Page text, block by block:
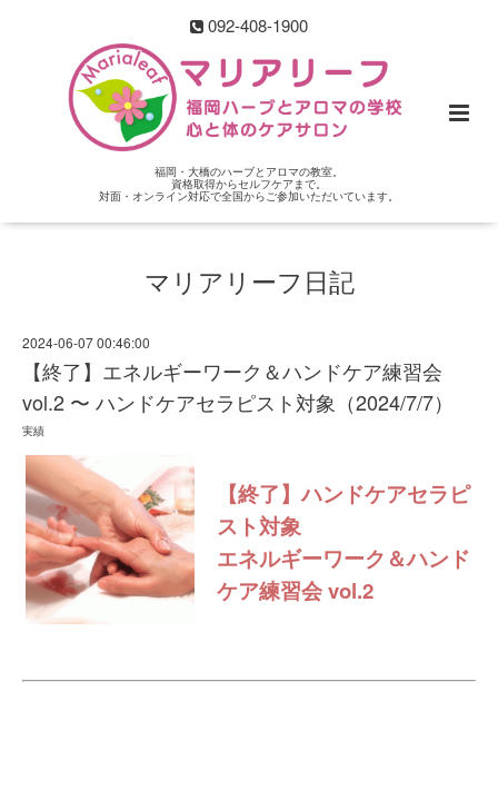
092-408-1900
福岡・大橋のハーブとアロマの教室。
資格取得からセルフケアまで。
対面・オンライン対応で全国からご参加いただいています。
マリアリーフ日記
2024-06-07 00:46:00
【終了】エネルギーワーク＆ハンドケア練習会
vol.2 〜 ハンドケアセラピスト対象（2024/7/7）
実績
【終了】ハンドケアセラピ
スト対象
エネルギーワーク＆ハンド
ケア練習会 vol.2